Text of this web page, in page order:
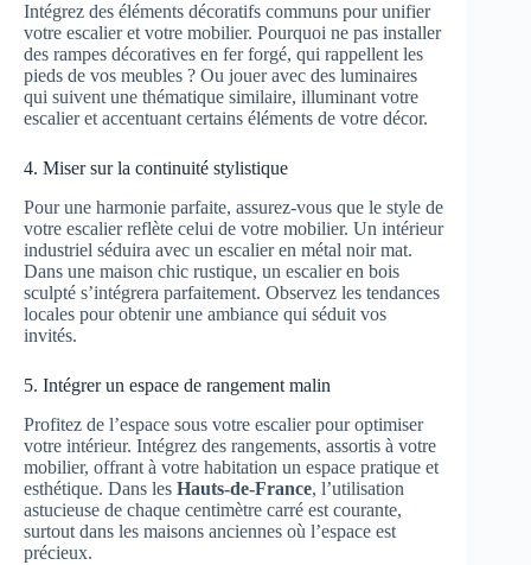
Intégrez des éléments décoratifs communs pour unifier
votre escalier et votre mobilier. Pourquoi ne pas installer
des rampes décoratives en fer forgé, qui rappellent les
pieds de vos meubles ? Ou jouer avec des luminaires
qui suivent une thématique similaire, illuminant votre
escalier et accentuant certains éléments de votre décor.
4. Miser sur la continuité stylistique
Pour une harmonie parfaite, assurez-vous que le style de
votre escalier reflète celui de votre mobilier. Un intérieur
industriel séduira avec un escalier en métal noir mat.
Dans une maison chic rustique, un escalier en bois
sculpté s’intégrera parfaitement. Observez les tendances
locales pour obtenir une ambiance qui séduit vos
invités.
5. Intégrer un espace de rangement malin
Profitez de l’espace sous votre escalier pour optimiser
votre intérieur. Intégrez des rangements, assortis à votre
mobilier, offrant à votre habitation un espace pratique et
esthétique. Dans les Hauts-de-France, l’utilisation
astucieuse de chaque centimètre carré est courante,
surtout dans les maisons anciennes où l’espace est
précieux.